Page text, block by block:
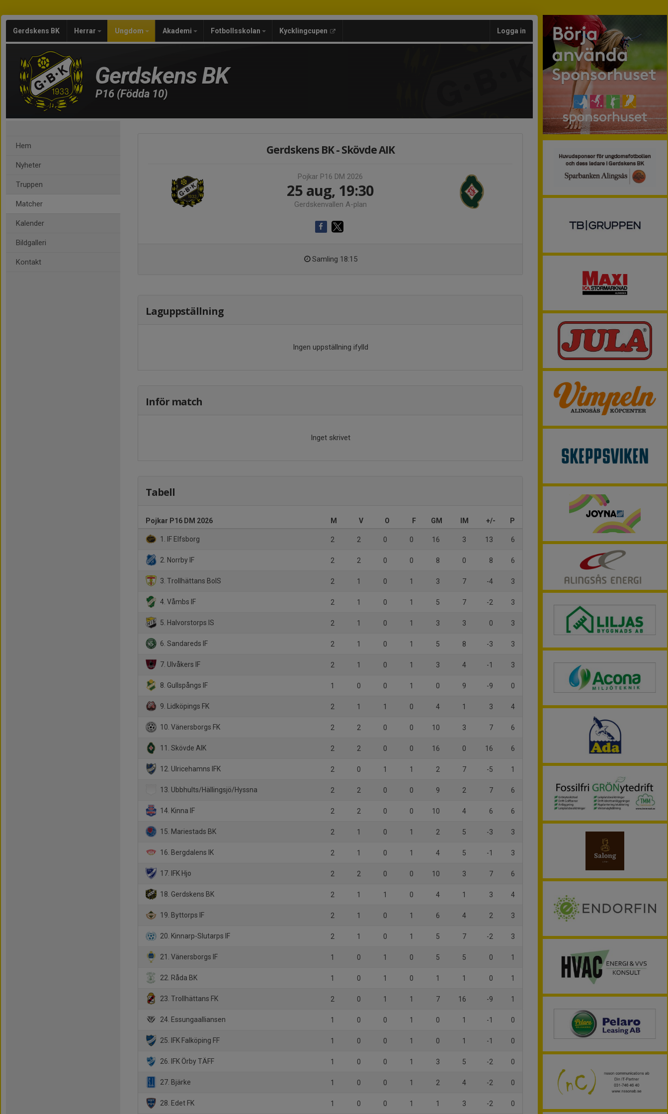
Gerdskens BK Herrar Ungdom Akademi Fotbollsskolan Kycklingcupen Logga in
Gerdskens BK
P16 (Födda 10)
Hem
Nyheter
Truppen
Matcher
Kalender
Bildgalleri
Kontakt
Gerdskens BK - Skövde AIK
Pojkar P16 DM 2026
25 aug, 19:30
Gerdskenvallen A-plan
Samling 18:15
Laguppställning
Ingen uppställning ifylld
Inför match
Inget skrivet
Tabell
Pojkar P16 DM 2026 M V O F GM IM +/- P
1. IF Elfsborg 2 2 0 0 16 3 13 6
2. Norrby IF 2 2 0 0 8 0 8 6
3. Trollhättans BoIS 2 1 0 1 3 7 -4 3
4. Våmbs IF 2 1 0 1 5 7 -2 3
5. Halvorstorps IS 2 1 0 1 3 3 0 3
6. Sandareds IF 2 1 0 1 5 8 -3 3
7. Ulvåkers IF 2 1 0 1 3 4 -1 3
8. Gullspångs IF 1 0 0 1 0 9 -9 0
9. Lidköpings FK 2 1 1 0 4 1 3 4
10. Vänersborgs FK 2 2 0 0 10 3 7 6
11. Skövde AIK 2 2 0 0 16 0 16 6
12. Ulricehamns IFK 2 0 1 1 2 7 -5 1
13. Ubbhults/Hällingsjö/Hyssna 2 2 0 0 9 2 7 6
14. Kinna IF 2 2 0 0 10 4 6 6
15. Mariestads BK 2 1 0 1 2 5 -3 3
16. Bergdalens IK 2 1 0 1 4 5 -1 3
17. IFK Hjo 2 2 0 0 10 3 7 6
18. Gerdskens BK 2 1 1 0 4 1 3 4
19. Byttorps IF 2 1 0 1 6 4 2 3
20. Kinnarp-Slutarps IF 2 1 0 1 5 7 -2 3
21. Vänersborgs IF 1 0 1 0 5 5 0 1
22. Råda BK 1 0 1 0 1 1 0 1
23. Trollhättans FK 2 0 1 1 7 16 -9 1
24. Essungaalliansen 1 0 0 1 0 1 -1 0
25. IFK Falköping FF 1 0 0 1 0 1 -1 0
26. IFK Örby TÄFF 1 0 0 1 3 5 -2 0
27. Bjärke 1 0 0 1 2 4 -2 0
28. Edet FK 1 0 0 1 1 3 -2 0